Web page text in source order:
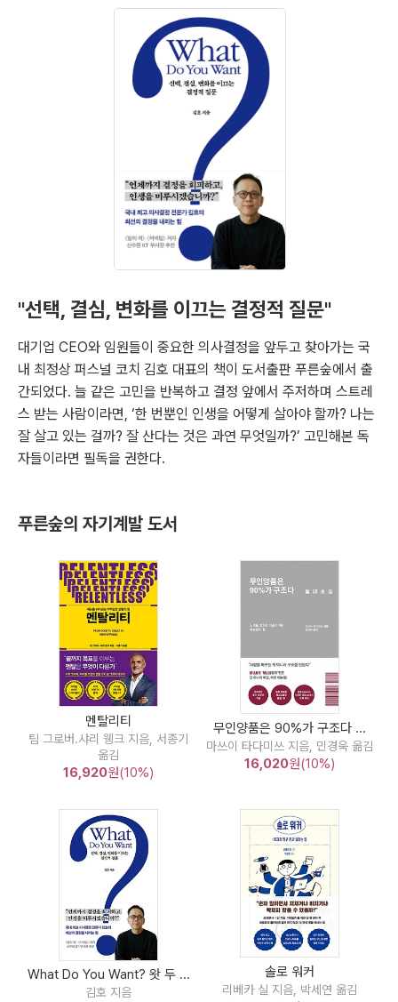
"선택, 결심, 변화를 이끄는 결정적 질문"
대기업 CEO와 임원들이 중요한 의사결정을 앞두고 찾아가는 국
내 최정상 퍼스널 코치 김호 대표의 책이 도서출판 푸른숲에서 출
간되었다. 늘 같은 고민을 반복하고 결정 앞에서 주저하며 스트레
스 받는 사람이라면, ‘한 번뿐인 인생을 어떻게 살아야 할까? 나는
잘 살고 있는 걸까? 잘 산다는 것은 과연 무엇일까?’ 고민해본 독
자들이라면 필독을 권한다.
푸른숲의 자기계발 도서
멘탈리티
팀 그로버.샤리 웽크 지음, 서종기
옮김
16,920원(10%)
무인양품은 90%가 구조다 ...
마쓰이 타다미쓰 지음, 민경욱 옮김
16,020원(10%)
What Do You Want? 왓 두 ...
김호 지음
솔로 워커
리베카 실 지음, 박세연 옮김